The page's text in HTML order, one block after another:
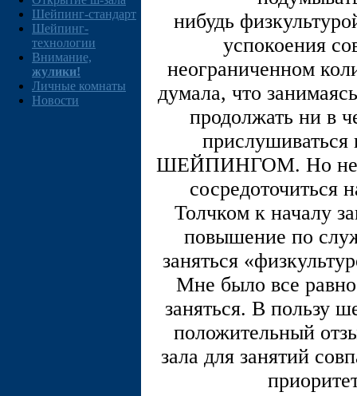
Шейпинг-стандарт
Шейпинг-
технологии
Внимание,
жулики!
Личные комнаты
Новости
нибудь
успокоения
неограниченном
думала, что
продолжать ни в
прислушиваться
ШЕЙПИНГОМ. Но
сосредоточиться
Толчком к началу
повышение по
заняться
Мне было все
заняться. В пользу
положительный
зала для занятий